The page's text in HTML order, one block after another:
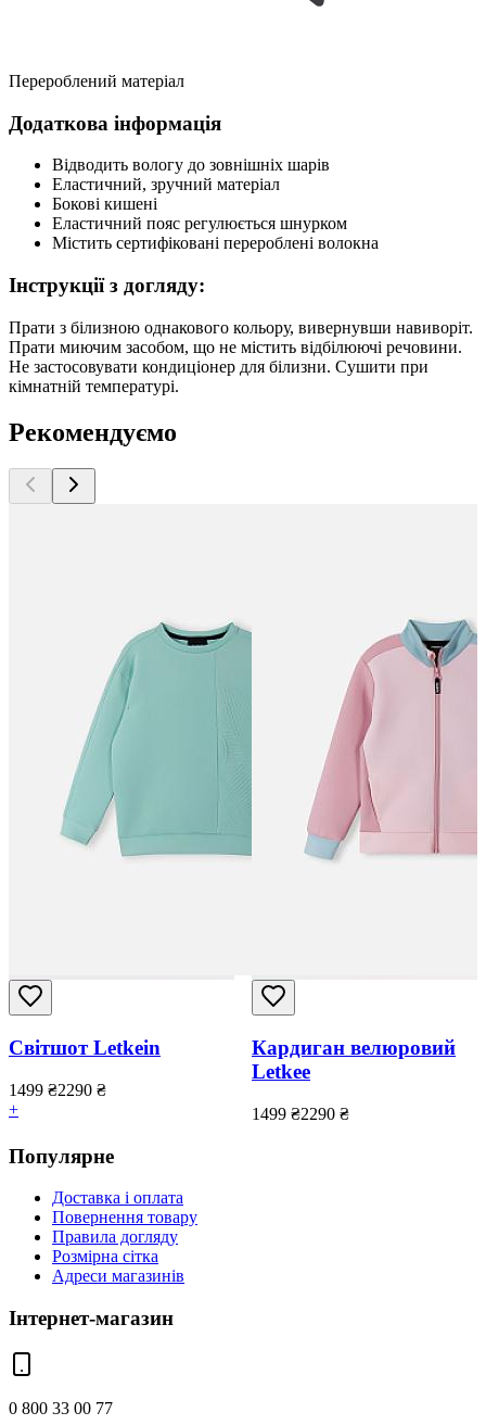
Перероблений матеріал
Додаткова інформація
Відводить вологу до зовнішніх шарів
Еластичний, зручний матеріал
Бокові кишені
Еластичний пояс регулюється шнурком
Містить сертифіковані перероблені волокна
Інструкції з догляду:
Прати з білизною однакового кольору, вивернувши навиворіт.
Прати миючим засобом, що не містить відбілюючі речовини.
Не застосовувати кондиціонер для білизни. Сушити при
кімнатній температурі.
Рекомендуємо
Світшот Letkein
1499 ₴2290 ₴
+
Кардиган велюровий
Letkee
1499 ₴2290 ₴
Популярне
Доставка і оплата
Повернення товару
Правила догляду
Розмірна сітка
Адреси магазинів
Інтернет-магазин
0 800 33 00 77